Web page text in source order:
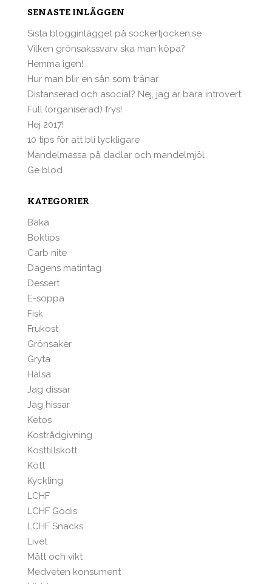
SENASTE INLÄGGEN
Sista blogginlägget på sockertjocken.se
Vilken grönsakssvarv ska man köpa?
Hemma igen!
Hur man blir en sån som tränar
Distanserad och asocial? Nej, jag är bara introvert.
Full (organiserad) frys!
Hej 2017!
10 tips för att bli lyckligare
Mandelmassa på dadlar och mandelmjöl
Ge blod
KATEGORIER
Baka
Boktips
Carb nite
Dagens matintag
Dessert
E-soppa
Fisk
Frukost
Grönsaker
Gryta
Hälsa
Jag dissar
Jag hissar
Ketos
Kostrådgivning
Kosttillskott
Kött
Kyckling
LCHF
LCHF Godis
LCHF Snacks
Livet
Mått och vikt
Medveten konsument